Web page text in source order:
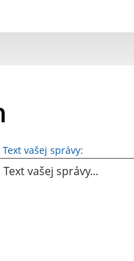
Text vašej správy: Text